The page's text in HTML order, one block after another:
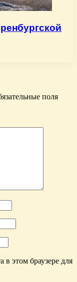
поля
в этом браузере для